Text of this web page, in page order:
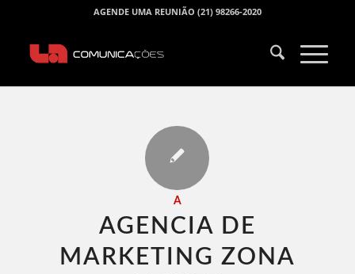
AGENDE UMA REUNIÃO (21) 98266-2020
A
AGENCIA DE
MARKETING ZONA